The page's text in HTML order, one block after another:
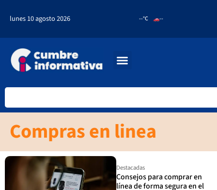
lunes 10 agosto 2026 --°C --
Compras en linea
Destacadas
Consejos para comprar en
línea de forma segura en el